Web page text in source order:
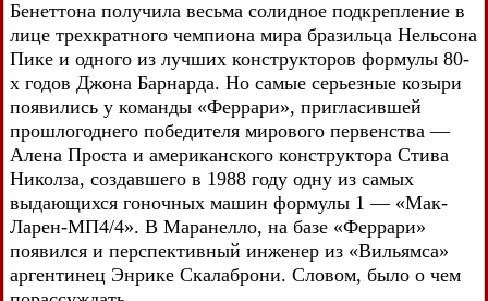
Бенеттона получила весьма солидное подкрепление в
лице трехкратного чемпиона мира бразильца Нельсона
Пике и одного из лучших конструкторов формулы 80-
х годов Джона Барнарда. Но самые серьезные козыри
появились у команды «Феррари», пригласившей
прошлогоднего победителя мирового первенства —
Алена Проста и американского конструктора Стива
Николза, создавшего в 1988 году одну из самых
выдающихся гоночных машин формулы 1 — «Мак-
Ларен-МП4/4». В Маранелло, на базе «Феррари»
появился и перспективный инженер из «Вильямса»
аргентинец Энрике Скалаброни. Словом, было о чем